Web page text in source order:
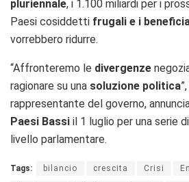
pluriennale, i 1.100 miliardi per i
Paesi cosiddetti frugali e i
vorrebbero ridurre.
“Affronteremo le divergenze
ragionare su una soluzione politica
rappresentante del governo,
Paesi Bassi il 1 luglio per una serie
livello parlamentare.
Tags: bilancio crescita Crisi